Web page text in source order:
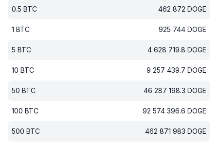
0.5 BTC 462 872 DOGE
1 BTC 925 744 DOGE
5 BTC 4 628 719.8 DOGE
10 BTC 9 257 439.7 DOGE
50 BTC 46 287 198.3 DOGE
100 BTC 92 574 396.6 DOGE
500 BTC 462 871 983 DOGE